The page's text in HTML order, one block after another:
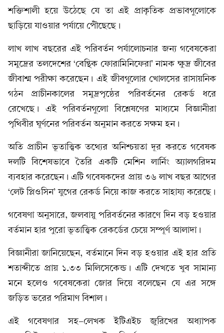
শক্তিশালী হয়ে উঠেছে যে তা এই প্রাকৃতিক প্রভাবগুলোকে
ছাড়িয়ে যাওয়ার পর্যায়ে পৌঁছেছে।
লাখ লাখ বছরের এই পরিবর্তন পর্যালোচনার জন্য গবেষকেরা
সমুদ্রের তলদেশের ‘বেন্থিক ফোরামিনিফেরা’ নামক ক্ষুদ্র জীবের
জীবাশ্ম পরীক্ষা করেছেন। এই জীবগুলোর খোলসের রাসায়নিক
গঠন প্রাচীনকালের সমুদ্রপৃষ্ঠের পরিবর্তনের রেকর্ড ধরে
রেখেছে। এই পরিবর্তনগুলো বিশ্লেষণের মাধ্যমে বিজ্ঞানীরা
পৃথিবীর ঘূর্ণনের পরিবর্তন অনুমান করতে সক্ষম হন।
অতি প্রাচীন ভূতাত্ত্বিক তথ্যের অনিশ্চয়তা দূর করতে গবেষক
দলটি বিশেষভাবে তৈরি একটি মেশিন লার্নিং অ্যালগরিদম
ব্যবহার করেছেন। এটি গবেষকদের প্রায় ৩৬ লাখ বছর আগের
‘লেট প্লিওসিন’ যুগের রেকর্ড নিয়ে কাজ করতে সাহায্য করেছে।
গবেষণা অনুসারে, জলবায়ু পরিবর্তনের কারণে দিন বড় হওয়ার
বর্তমান হার পুরো ভূতাত্ত্বিক রেকর্ডের চেয়ে সম্পূর্ণ আলাদা।
বিজ্ঞানীরা জানিয়েছেন, বর্তমানে দিন বড় হওয়ার এই হার প্রতি
শতাব্দীতে প্রায় ১.৩৩ মিলিসেকেন্ড। এটি দেখতে খুব সামান্য
মনে হলেও গবেষকেরা জোর দিয়ে বলেছেন যে এর সঙ্গে
জড়িত ভরের পরিমাণ বিশাল।
এই গবেষণার সহ-লেখক ইটিএইচ জুরিখের অধ্যাপক